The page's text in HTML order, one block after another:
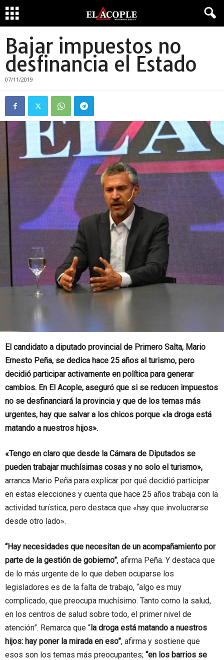
Bajar impuestos no
desfinancia el Estado
07/11/2019
El candidato a diputado provincial de Primero Salta, Mario
Ernesto Peña, se dedica hace 25 años al turismo, pero
decidió participar activamente en política para generar
cambios. En El Acople, aseguró que si se reducen impuestos
no se desfinanciará la provincia y que de los temas más
urgentes, hay que salvar a los chicos porque «la droga está
matando a nuestros hijos».
«Tengo en claro que desde la Cámara de Diputados se
pueden trabajar muchísimas cosas y no solo el turismo»,
arranca Mario Peña para explicar por qué decidió participar
en estas elecciones y cuenta que hace 25 años trabaja con la
actividad turística, pero destaca que «hay que involucrarse
desde otro lado».
“Hay necesidades que necesitan de un acompañamiento por
parte de la gestión de gobierno”, afirma Peña. Y destaca que
de lo más urgente de lo que deben ocuparse los
legisladores es de la falta de trabajo, “algo es muy
complicado, que preocupa muchísimo. Tanto como la salud,
en los centros de salud sobre todo, el primer nivel de
atención”. Remarca que “la droga está matando a nuestros
hijos: hay poner la mirada en eso”, afirma y sostiene que
esos son los temas más preocupantes; “en los barrios se